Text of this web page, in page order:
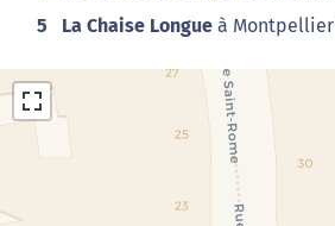
5 La Chaise Longue à Montpellier